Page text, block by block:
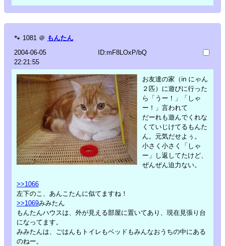
🐾 1081 ＠ もんたん
2004-06-05
22:21:55
ID:mF8LOxP/bQ
お友達の家（in にゃん
２匹）に遊びに行った
ら「うー！」「しゃ
ー！」言われて
だーれも遊んでくれな
くていじけてるもんた
ん。元気だせよぅ。
小さく小さく「しゃ
ー」し返してたけど、
ぜんぜん迫力ない。
>>1066
左下のこ、あんこたんに似てますね！
>>1069みみたん
もんたんハウスは、外が見える部屋に置いてあり、現在見張り台
になってます。
みみたんは、ごはんもトイレもベッドもみんなおうちの中にある
のねー。